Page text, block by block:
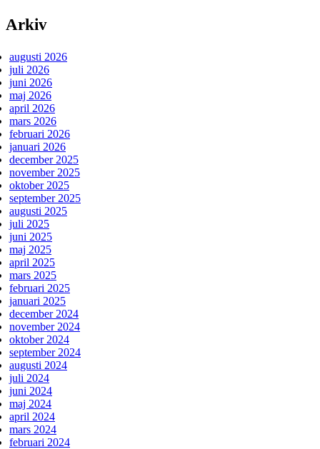
Arkiv
augusti 2026
juli 2026
juni 2026
maj 2026
april 2026
mars 2026
februari 2026
januari 2026
december 2025
november 2025
oktober 2025
september 2025
augusti 2025
juli 2025
juni 2025
maj 2025
april 2025
mars 2025
februari 2025
januari 2025
december 2024
november 2024
oktober 2024
september 2024
augusti 2024
juli 2024
juni 2024
maj 2024
april 2024
mars 2024
februari 2024